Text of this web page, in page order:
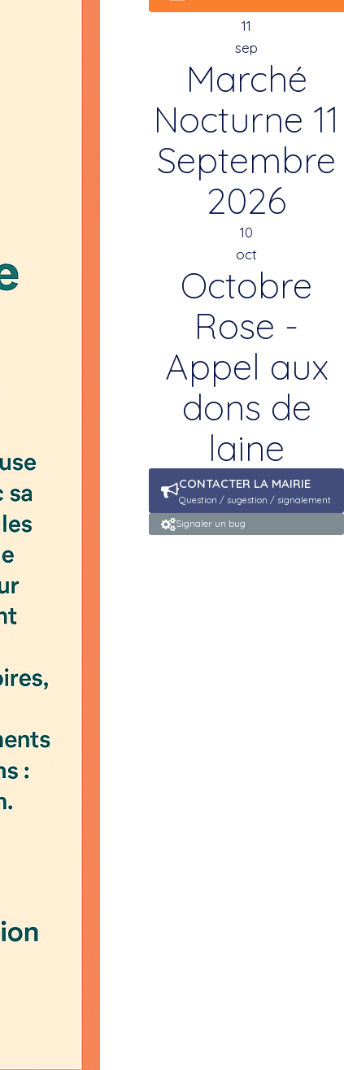
11
sep
Marché
Nocturne 11
Septembre
2026
10
oct
Octobre
Rose -
Appel aux
dons de
laine
CONTACTER LA MAIRIE
Question / sugestion / signalement
Signaler un bug